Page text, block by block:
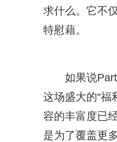
求什么。它不
特慰藉。
如果说
这场盛大的“福
容的丰富度已
是为了覆盖更